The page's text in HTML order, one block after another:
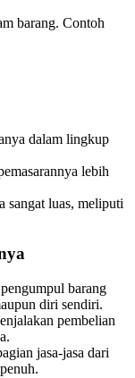
barang. Contoh
dalam lingkup
lebih
sangat luas, meliputi
barang
diri sendiri.
pembelian
jasa-jasa dari